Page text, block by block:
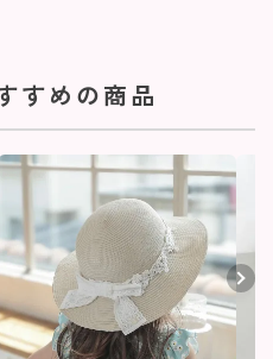
すめの商品